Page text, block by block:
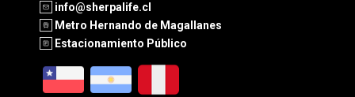
info@sherpalife.cl
Metro Hernando de Magallanes
Estacionamiento Público